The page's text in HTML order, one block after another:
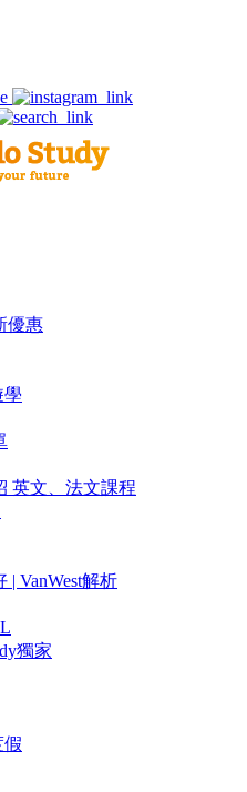
優惠
學
英文、法文課程
| VanWest解析
獨家
假